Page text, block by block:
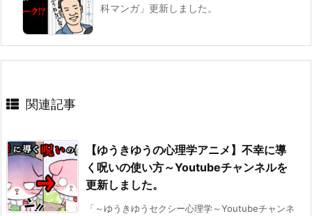
科マンガ」更新しました。
関連記事
【ゆうきゆうの心理学アニメ】不幸に導
く呪いの使い方～Youtubeチャンネルを
更新しました。
「～ゆうきゆうセクシー心理学～Youtubeチャンネ